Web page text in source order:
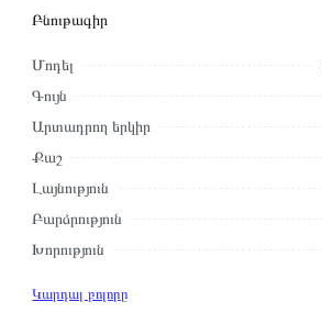
Բնութագիր
Մոդել
Գույն
Արտադրող երկիր
Քաշ
Լայնություն
Բարձրություն
Խորություն
Կարդալ բոլորը